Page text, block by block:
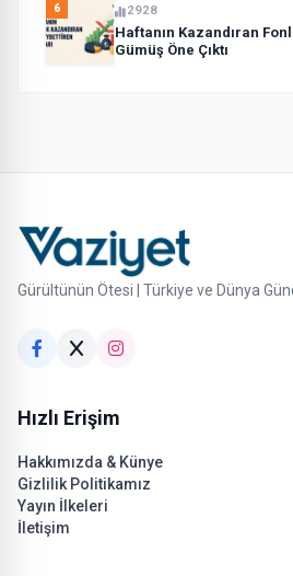
6 2928
Haftanın Kazandıran
Gümüş Öne Çıktı
Gürültünün Ötesi | Türkiye ve Dünya
Hızlı Erişim
Hakkımızda & Künye
Gizlilik Politikamız
Yayın İlkeleri
İletişim